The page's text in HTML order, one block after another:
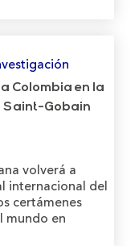
Colombia en la
Saint-Gobain
volverá a
internacional del
certámenes
mundo en